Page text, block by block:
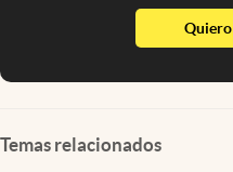
Temas relacionados